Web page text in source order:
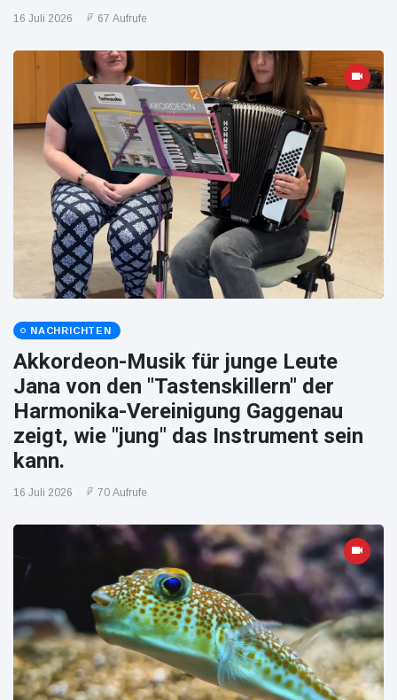
16 Juli 2026 67 Aufrufe
NACHRICHTEN
Akkordeon-Musik für junge Leute
Jana von den "Tastenskillern" der
Harmonika-Vereinigung Gaggenau
zeigt, wie "jung" das Instrument sein
kann.
16 Juli 2026 70 Aufrufe